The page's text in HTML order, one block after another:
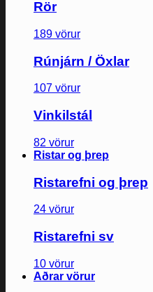
Rör
189 vörur
Rúnjárn / Öxlar
107 vörur
Vinkilstál
82 vörur
Ristar og þrep
Ristarefni og þrep
24 vörur
Ristarefni sv
10 vörur
Aðrar vörur